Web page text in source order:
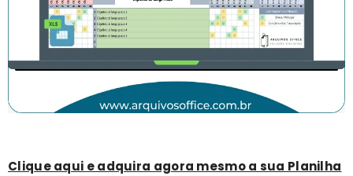
Clique aqui e adquira agora mesmo a sua Planilha